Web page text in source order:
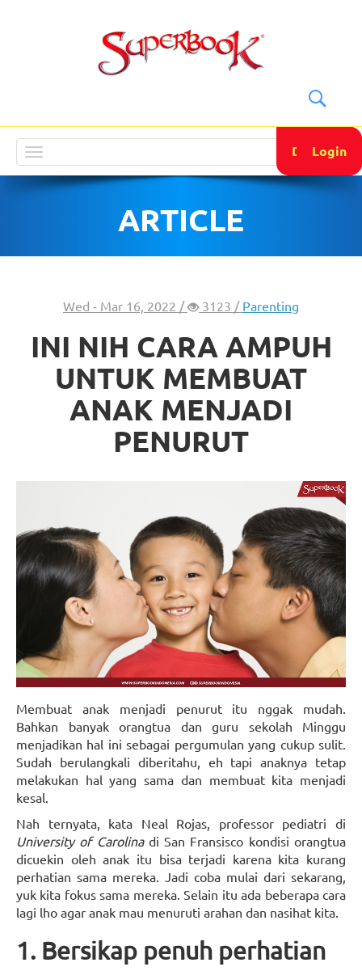
navigation
DONATE
Login
ARTICLE
Wed - Mar 16, 2022 / 3123 / Parenting
INI NIH CARA AMPUH
UNTUK MEMBUAT
ANAK MENJADI
PENURUT
Membuat anak menjadi penurut itu nggak mudah.
Bahkan banyak orangtua dan guru sekolah Minggu
menjadikan hal ini sebagai pergumulan yang cukup sulit.
Sudah berulangkali diberitahu, eh tapi anaknya tetap
melakukan hal yang sama dan membuat kita menjadi
kesal.
Nah ternyata, kata Neal Rojas, professor pediatri di
University of Carolinadi San Fransisco kondisi orangtua
dicuekin oleh anak itu bisa terjadi karena kita kurang
perhatian sama mereka. Jadi coba mulai dari sekarang,
yuk kita fokus sama mereka. Selain itu ada beberapa cara
lagi lho agar anak mau menuruti arahan dan nasihat kita.
1. Bersikap penuh perhatian